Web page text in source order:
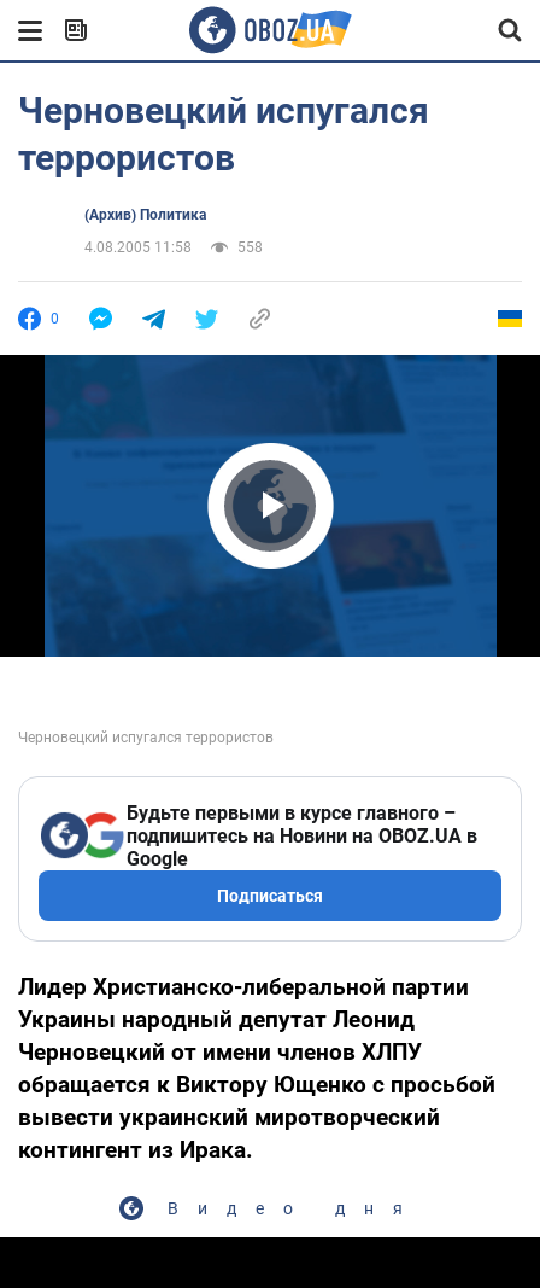
Черновецкий испугался
террористов
(Архив) Политика
4.08.2005 11:58
558
0
Play Video
Будьте первыми в курсе главного –
подпишитесь на Новини на OBOZ.UA в
Google
Подписаться
Лидер Христианско-либеральной партии
Украины народный депутат Леонид
Черновецкий от имени членов ХЛПУ
обращается к Виктору Ющенко с просьбой
вывести украинский миротворческий
контингент из Ирака.
Видео дня